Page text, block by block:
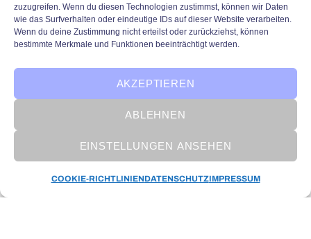
zuzugreifen. Wenn du diesen Technologien zustimmst, können wir Daten
wie das Surfverhalten oder eindeutige IDs auf dieser Website verarbeiten.
Wenn du deine Zustimmung nicht erteilst oder zurückziehst, können
bestimmte Merkmale und Funktionen beeinträchtigt werden.
AKZEPTIEREN
ABLEHNEN
EINSTELLUNGEN ANSEHEN
COOKIE-RICHTLINIENDATENSCHUTZIMPRESSUM
KI in Unternehmen
Der Circle of AI: Die wichtigsten